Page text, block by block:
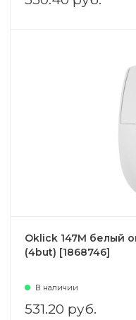
Oklick 147M белый
(4but) [1868746]
В наличии
531.20 руб.